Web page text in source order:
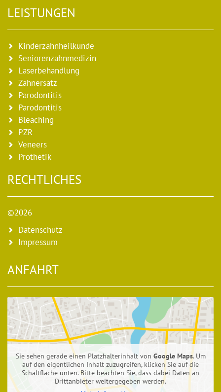
LEISTUNGEN
Kinderzahnheilkunde
Seniorenzahnmedizin
Laserbehandlung
Zahnersatz
Parodontitis
Parodontitis
Bleaching
PZR
Veneers
Prothetik
RECHTLICHES
©2026
Datenschutz
Impressum
ANFAHRT
Sie sehen gerade einen Platzhalterinhalt von Google Maps. Um
auf den eigentlichen Inhalt zuzugreifen, klicken Sie auf die
Schaltfläche unten. Bitte beachten Sie, dass dabei Daten an
Drittanbieter weitergegeben werden.